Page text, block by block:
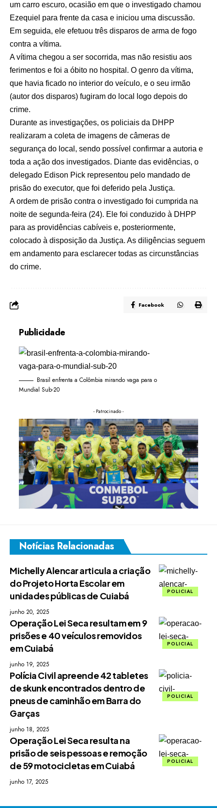
um carro escuro, ocasião em que o investigado chamou
Ezequiel para frente da casa e iniciou uma discussão.
Em seguida, ele efetuou três disparos de arma de fogo
contra a vítima.
A vítima chegou a ser socorrida, mas não resistiu aos
ferimentos e foi a óbito no hospital. O genro da vítima,
que havia ficado no interior do veículo, e o seu irmão
(autor dos disparos) fugiram do local logo depois do
crime.
Durante as investigações, os policiais da DHPP
realizaram a coleta de imagens de câmeras de
segurança do local, sendo possível confirmar a autoria e
toda a ação dos investigados. Diante das evidências, o
delegado Edison Pick representou pelo mandado de
prisão do executor, que foi deferido pela Justiça.
A ordem de prisão contra o investigado foi cumprida na
noite de segunda-feira (24). Ele foi conduzido à DHPP
para as providências cabíveis e, posteriormente,
colocado à disposição da Justiça. As diligências seguem
em andamento para esclarecer todas as circunstâncias
do crime.
Facebook
Publicidade
Brasil enfrenta a Colômbia mirando vaga para o
Mundial Sub-20
- Patrocinado -
Notícias Relacionadas
POLICIAL
Michelly Alencar articula a criação
do Projeto Horta Escolar em
unidades públicas de Cuiabá
junho 20, 2025
POLICIAL
Operação Lei Seca resultam em 9
prisões e 40 veículos removidos
em Cuiabá
junho 19, 2025
POLICIAL
Polícia Civil apreende 42 tabletes
de skunk encontrados dentro de
pneus de caminhão em Barra do
Garças
junho 18, 2025
POLICIAL
Operação Lei Seca resulta na
prisão de seis pessoas e remoção
de 59 motocicletas em Cuiabá
junho 17, 2025